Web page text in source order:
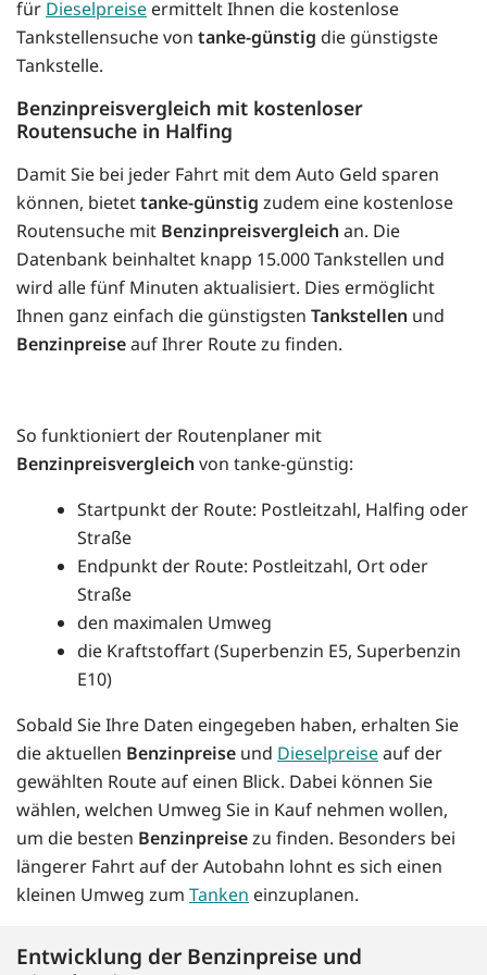
für Dieselpreise ermittelt Ihnen die kostenlose
Tankstellensuche von tanke-günstig die günstigste
Tankstelle.
Benzinpreisvergleich mit kostenloser
Routensuche in Halfing
Damit Sie bei jeder Fahrt mit dem Auto Geld sparen
können, bietettanke-günstig zudem eine kostenlose
Routensuche mit Benzinpreisvergleich an. Die
Datenbank beinhaltet knapp 15.000 Tankstellen und
wird alle fünf Minuten aktualisiert. Dies ermöglicht
Ihnen ganz einfach die günstigsten Tankstellen und
Benzinpreiseauf Ihrer Route zu finden.
So funktioniert der Routenplaner mit
Benzinpreisvergleich von tanke-günstig:
Startpunkt der Route: Postleitzahl, Halfing oder
Straße
Endpunkt der Route: Postleitzahl, Ort oder
Straße
den maximalen Umweg
die Kraftstoffart (Superbenzin E5, Superbenzin
E10)
Sobald Sie Ihre Daten eingegeben haben, erhalten Sie
die aktuellen Benzinpreise und Dieselpreiseauf der
gewählten Route auf einen Blick. Dabei können Sie
wählen, welchen Umweg Sie in Kauf nehmen wollen,
um die besten Benzinpreisezu finden. Besonders bei
längerer Fahrt auf der Autobahn lohnt es sich einen
kleinen Umweg zum Tanken einzuplanen.
Entwicklung der Benzinpreise und